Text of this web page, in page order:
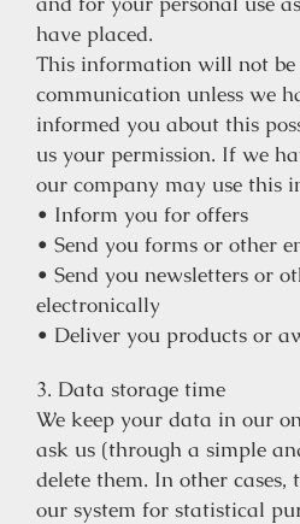
have placed.
This information will not be
communication unless we
informed you about this
us your permission. If we
our company may use this
• Inform you for offers
• Send you forms or other
• Send you newsletters or
electronically
• Deliver you products or
3. Data storage time
We keep your data in our
ask us (through a simple
delete them. In other
our system for statistical